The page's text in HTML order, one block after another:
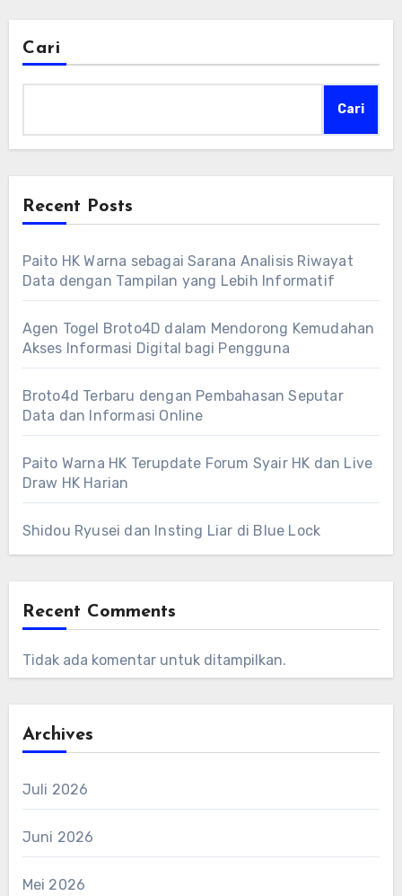
Cari
Cari
Recent Posts
Paito HK Warna sebagai Sarana Analisis Riwayat
Data dengan Tampilan yang Lebih Informatif
Agen Togel Broto4D dalam Mendorong Kemudahan
Akses Informasi Digital bagi Pengguna
Broto4d Terbaru dengan Pembahasan Seputar
Data dan Informasi Online
Paito Warna HK Terupdate Forum Syair HK dan Live
Draw HK Harian
Shidou Ryusei dan Insting Liar di Blue Lock
Recent Comments
Tidak ada komentar untuk ditampilkan.
Archives
Juli 2026
Juni 2026
Mei 2026